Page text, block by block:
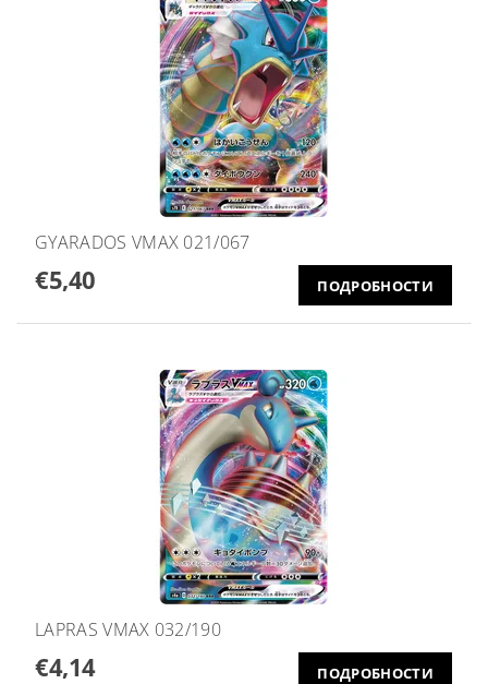
GYARADOS VMAX 021/067
€5,40 ПОДРОБНОСТИ
LAPRAS VMAX 032/190
€4,14 ПОДРОБНОСТИ